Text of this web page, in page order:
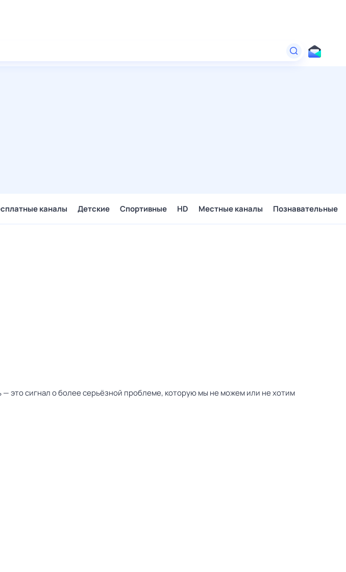
каналы Детские Спортивные HD Местные каналы Познавательные
это сигнал о более серьёзной проблеме, которую мы не можем или не хотим